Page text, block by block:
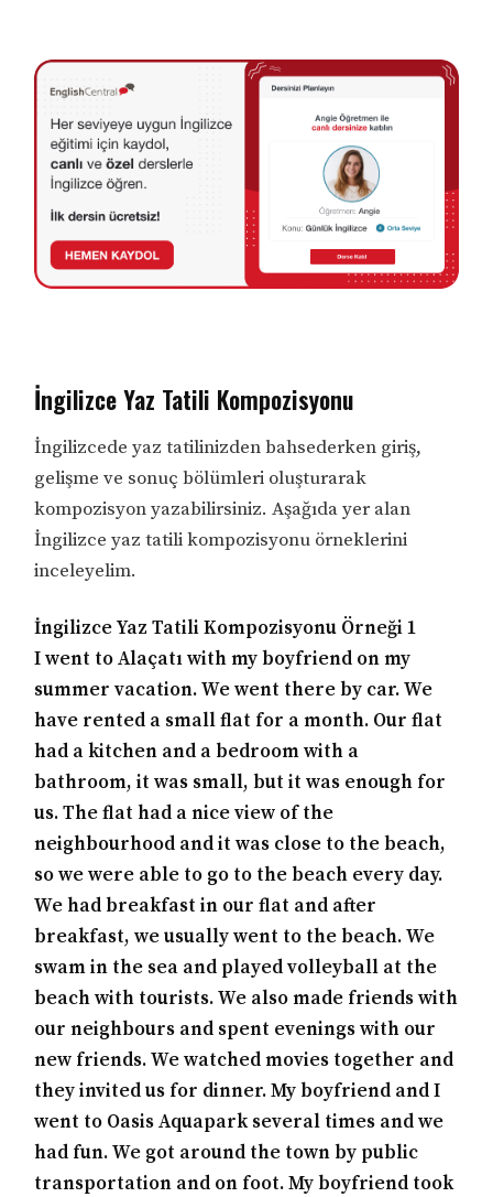
İngilizce Yaz Tatili Kompozisyonu
İngilizcede yaz tatilinizden bahsederken giriş,
gelişme ve sonuç bölümleri oluşturarak
kompozisyon yazabilirsiniz. Aşağıda yer alan
İngilizce yaz tatili kompozisyonu örneklerini
inceleyelim.
İngilizce Yaz Tatili Kompozisyonu Örneği 1
I went to Alaçatı with my boyfriend on my
summer vacation. We went there by car. We
have rented a small flat for a month. Our flat
had a kitchen and a bedroom with a
bathroom, it was small, but it was enough for
us. The flat had a nice view of the
neighbourhood and it was close to the beach,
so we were able to go to the beach every day.
We had breakfast in our flat and after
breakfast, we usually went to the beach. We
swam in the sea and played volleyball at the
beach with tourists. We also made friends with
our neighbours and spent evenings with our
new friends. We watched movies together and
they invited us for dinner. My boyfriend and I
went to Oasis Aquapark several times and we
had fun. We got around the town by public
transportation and on foot. My boyfriend took